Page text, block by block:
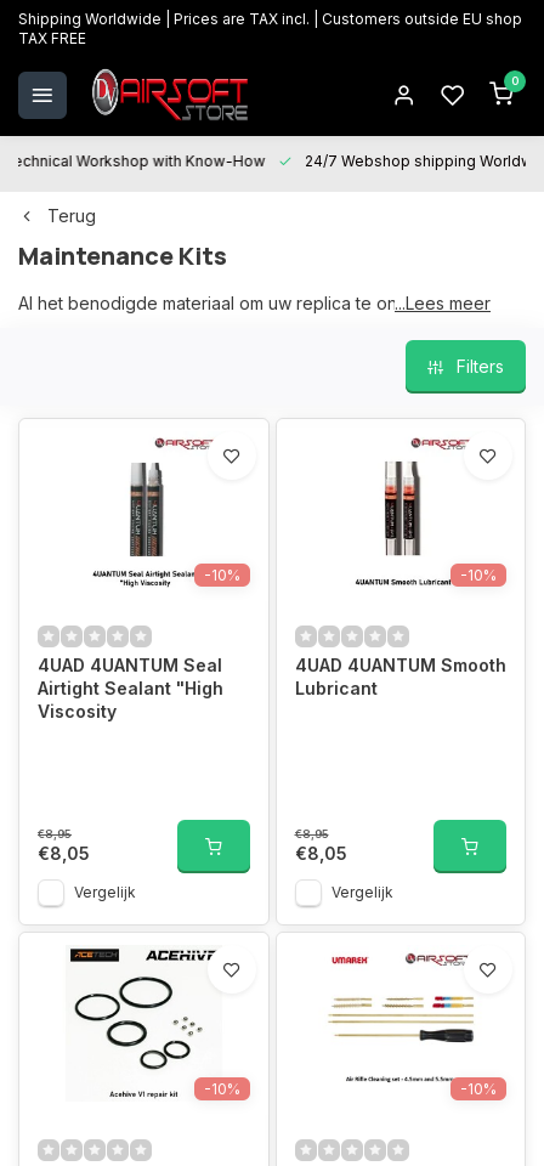
Shipping Worldwide | Prices are TAX incl. | Customers outside EU shop
TAX FREE
0
Technical Workshop with Know-How 24/7 Webshop shipping
Terug
Maintenance Kits
Al het benodigde materiaal om uw replica te onderhouden.
...Lees meer
Filters
-10%
4UAD 4UANTUM Seal
Airtight Sealant "High
Viscosity
€8,95
€8,05
Vergelijk
-10%
4UAD 4UANTUM Smooth
Lubricant
€8,95
€8,05
Vergelijk
-10% -10%